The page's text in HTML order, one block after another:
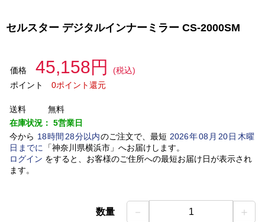
セルスター デジタルインナーミラー CS-2000SM
価格 45,158円
(税込)
ポイント
0ポイント還元
送料
無料
在庫状況： 5営業日
今から 18時間 28分以内のご注文で、最短 2026年08 月 20日木曜
日 までに 「神奈川県横浜市」 へお届けします。
ログイン をすると、お客様のご住所への最短お届け日が表示され
ます。
数量 － 1 ＋